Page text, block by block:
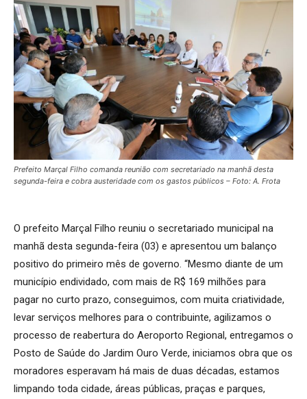
Prefeito Marçal Filho comanda reunião com secretariado na manhã desta
segunda-feira e cobra austeridade com os gastos públicos – Foto: A. Frota
O prefeito Marçal Filho reuniu o secretariado municipal na
manhã desta segunda-feira (03) e apresentou um balanço
positivo do primeiro mês de governo. “Mesmo diante de um
município endividado, com mais de R$ 169 milhões para
pagar no curto prazo, conseguimos, com muita criatividade,
levar serviços melhores para o contribuinte, agilizamos o
processo de reabertura do Aeroporto Regional, entregamos o
Posto de Saúde do Jardim Ouro Verde, iniciamos obra que os
moradores esperavam há mais de duas décadas, estamos
limpando toda cidade, áreas públicas, praças e parques,